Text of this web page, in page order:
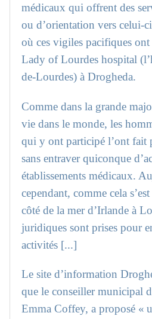
médicaux qui offrent des
ou d’orientation vers celui-
où ces vigiles pacifiques
Lady of Lourdes hospital
de-Lourdes) à Drogheda.
Comme dans la grande
vie dans le monde, les
qui y ont participé l’ont fait
sans entraver quiconque
établissements médicaux.
cependant, comme cela
côté de la mer d’Irlande à
juridiques sont prises pour
activités [...]
Le site d’information
que le conseiller municipal
Emma Coffey, a proposé «